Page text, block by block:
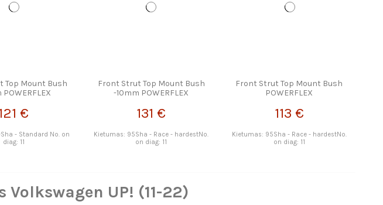
Top Mount Bush
POWERFLEX
€
- Standard No. on
diag: 11
Front Strut Top Mount Bush
-10mm POWERFLEX
131 €
Kietumas: 95Sha - Race - hardestNo.
on diag: 11
Front Strut Top Mount Bush
POWERFLEX
113 €
Kietumas: 95Sha - Race - hardestNo.
on diag: 11
UP! (11-22)